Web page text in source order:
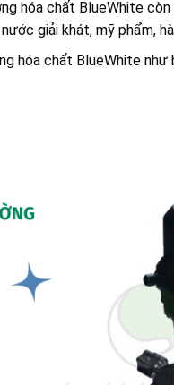
hóa chất BlueWhite
giải khát, mỹ phẩm,
hóa chất BlueWhite